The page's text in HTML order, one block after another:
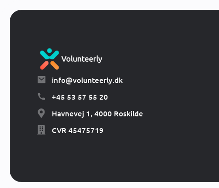
info@volunteerly.dk
+45 53 57 55 20
Havnevej 1, 4000 Roskilde
CVR 45475719